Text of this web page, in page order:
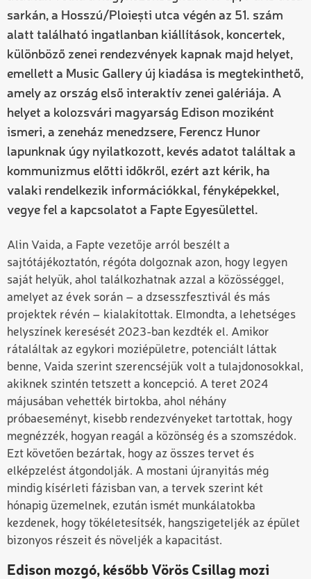
sarkán, a Hosszú/Ploiești utca végén az 51. szám
alatt található ingatlanban kiállítások, koncertek,
különböző zenei rendezvények kapnak majd helyet,
emellett a Music Gallery új kiadása is megtekinthető,
amely az ország első interaktív zenei galériája. A
helyet a kolozsvári magyarság Edison moziként
ismeri, a zeneház menedzsere, Ferencz Hunor
lapunknak úgy nyilatkozott, kevés adatot találtak a
kommunizmus előtti időkről, ezért azt kérik, ha
valaki rendelkezik információkkal, fényképekkel,
vegye fel a kapcsolatot a Fapte Egyesülettel.
Alin Vaida, a Fapte vezetője arról beszélt a
sajtótájékoztatón, régóta dolgoznak azon, hogy legyen
saját helyük, ahol találkozhatnak azzal a közösséggel,
amelyet az évek során – a dzsesszfesztivál és más
projektek révén – kialakítottak. Elmondta, a lehetséges
helyszínek keresését 2023-ban kezdték el. Amikor
rátaláltak az egykori moziépületre, potenciált láttak
benne, Vaida szerint szerencséjük volt a tulajdonosokkal,
akiknek szintén tetszett a koncepció. A teret 2024
májusában vehették birtokba, ahol néhány
próbaeseményt, kisebb rendezvényeket tartottak, hogy
megnézzék, hogyan reagál a közönség és a szomszédok.
Ezt követően bezártak, hogy az összes tervet és
elképzelést átgondolják. A mostani újranyitás még
mindig kísérleti fázisban van, a tervek szerint két
hónapig üzemelnek, ezután ismét munkálatokba
kezdenek, hogy tökéletesítsék, hangszigeteljék az épület
bizonyos részeit és növeljék a kapacitást.
Edison mozgó, később Vörös Csillag mozi